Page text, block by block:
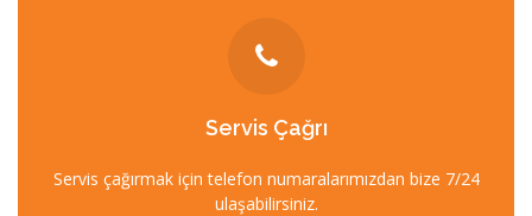
Servis Çağrı
Servis çağırmak için telefon numaralarımızdan bize 7/24
ulaşabilirsiniz.
İLETİŞİM
0212 358 57 57
0532 403 22 00 (7/24)